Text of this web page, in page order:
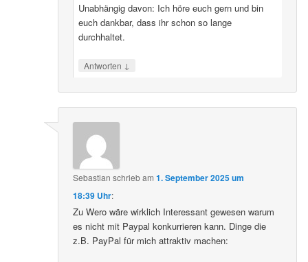
Unabhängig davon: Ich höre euch gern und bin
euch dankbar, dass ihr schon so lange
durchhaltet.
Antworten ↓
Sebastian schriebam1. September 2025 um
18:39 Uhr:
Zu Wero wäre wirklich Interessant gewesen warum
es nicht mit Paypal konkurrieren kann. Dinge die
z.B. PayPal für mich attraktiv machen: